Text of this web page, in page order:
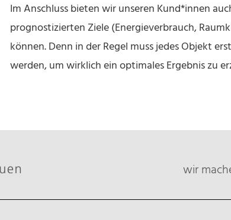
Im Anschluss bieten wir unseren Kund*innen
prognostizierten Ziele (Energieverbrauch,
können. Denn in der Regel muss jedes Objekt
werden, um wirklich ein optimales Ergebnis zu
wir